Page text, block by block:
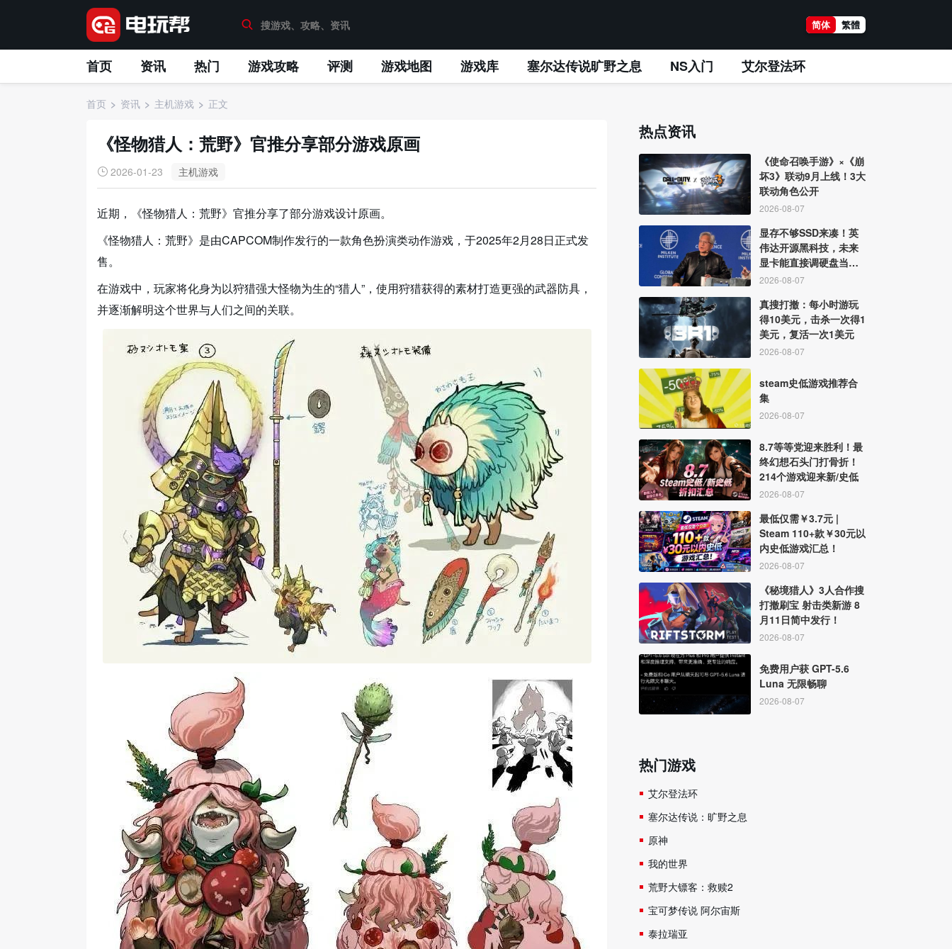
简体 繁體
首页 资讯 热门 游戏攻略 评测 游戏地图 游戏库 塞尔达传说旷野之息 NS入门 艾尔登法环
首页 资讯 主机游戏 正文
《怪物猎人：荒野》官推分享部分游戏原画
2026-01-23 主机游戏
近期，《怪物猎人：荒野》官推分享了部分游戏设计原画。
《怪物猎人：荒野》是由CAPCOM制作发行的一款角色扮演类动作游戏，于2025年2月28日正式发
售。
在游戏中，玩家将化身为以狩猎强大怪物为生的“猎人”，使用狩猎获得的素材打造更强的武器防具，
并逐渐解明这个世界与人们之间的关联。
热点资讯
《使命召唤手游》×《崩
坏3》联动9月上线！3大
联动角色公开
2026-08-07
显存不够SSD来凑！英
伟达开源黑科技，未来
显卡能直接调硬盘当显
存
2026-08-07
真搜打撤：每小时游玩
得10美元，击杀一次得1
美元，复活一次1美元
2026-08-07
steam史低游戏推荐合
集
2026-08-07
8.7等等党迎来胜利！最
终幻想石头门打骨折！
214个游戏迎来新/史低
2026-08-07
最低仅需￥3.7元 |
Steam 110+款￥30元以
内史低游戏汇总！
2026-08-07
《秘境猎人》3人合作搜
打撤刷宝 射击类新游 8
月11日简中发行！
2026-08-07
免费用户获 GPT-5.6
Luna 无限畅聊
2026-08-07
热门游戏
艾尔登法环
塞尔达传说：旷野之息
原神
我的世界
荒野大镖客：救赎2
宝可梦传说 阿尔宙斯
泰拉瑞亚